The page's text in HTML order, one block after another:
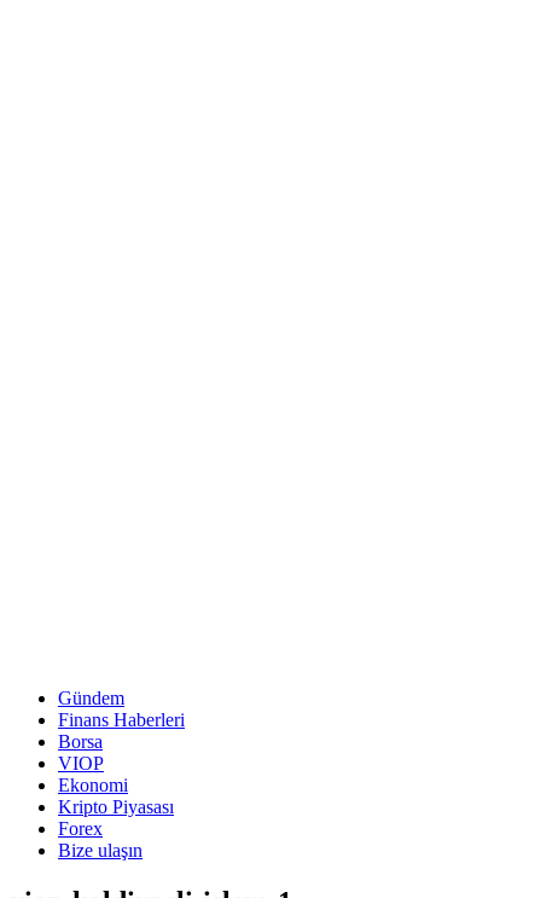
Gündem
Finans Haberleri
Borsa
VIOP
Ekonomi
Kripto Piyasası
Forex
Bize ulaşın